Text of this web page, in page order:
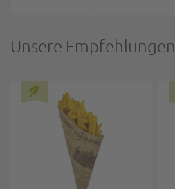
Unsere Empfehlungen